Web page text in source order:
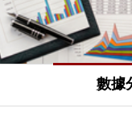
數據